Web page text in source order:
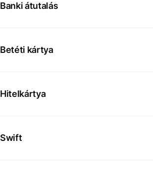
Banki átutalás
Betéti kártya
Hitelkártya
Swift